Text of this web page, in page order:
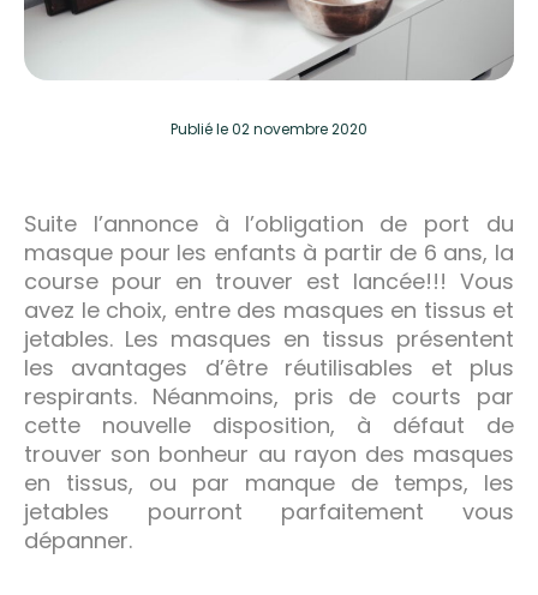
Publiéle 02 novembre 2020
Suite l’annonce à l’obligation de port du
masque pour les enfants à partir de 6 ans, la
course pour en trouver est lancée!!! Vous
avez le choix, entre des masques en tissus et
jetables. Les masques en tissus présentent
les avantages d’être réutilisables et plus
respirants. Néanmoins, pris de courts par
cette nouvelle disposition, à défaut de
trouver son bonheur au rayon des masques
en tissus, ou par manque de temps, les
jetables pourront parfaitement vous
dépanner.